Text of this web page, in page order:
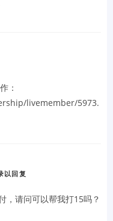
：
livemember/5973.
以回复
，请问可以帮我打15吗？